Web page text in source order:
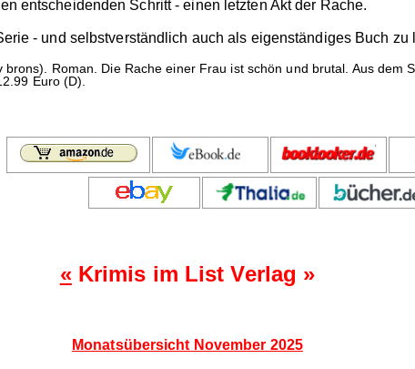
entscheidenden Schritt - einen letzten Akt der Rache.
- und selbstverständlich auch als eigenständiges Buch
brons). Roman. Die Rache einer Frau ist schön und brutal. Aus dem
Euro (D).
«Krimis im List Verlag »
Monatsübersicht November 2025